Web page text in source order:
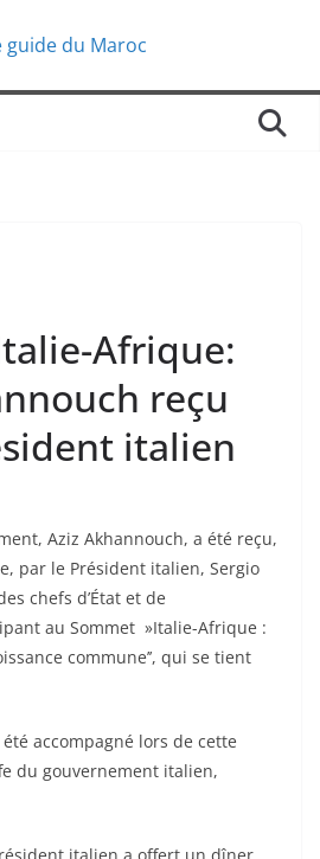
Afrique:
reçu
italien
Aziz Akhannouch, a été reçu,
par le Président italien, Sergio
chefs d’État et de
au Sommet »Italie-Afrique :
commune’’, qui se tient
accompagné lors de cette
du gouvernement italien,